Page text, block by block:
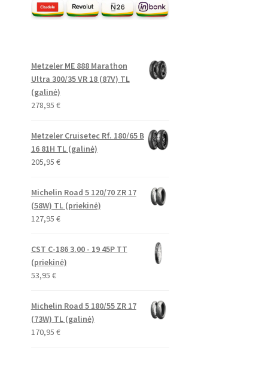
Metzeler ME 888 Marathon
Ultra 300/35 VR 18 (87V) TL
(galinė)
278,95 €
Metzeler Cruisetec Rf. 180/65 B
16 81H TL (galinė)
205,95 €
Michelin Road 5 120/70 ZR 17
(58W) TL (priekinė)
127,95 €
CST C-186 3.00 - 19 45P TT
(priekinė)
53,95 €
Michelin Road 5 180/55 ZR 17
(73W) TL (galinė)
170,95 €